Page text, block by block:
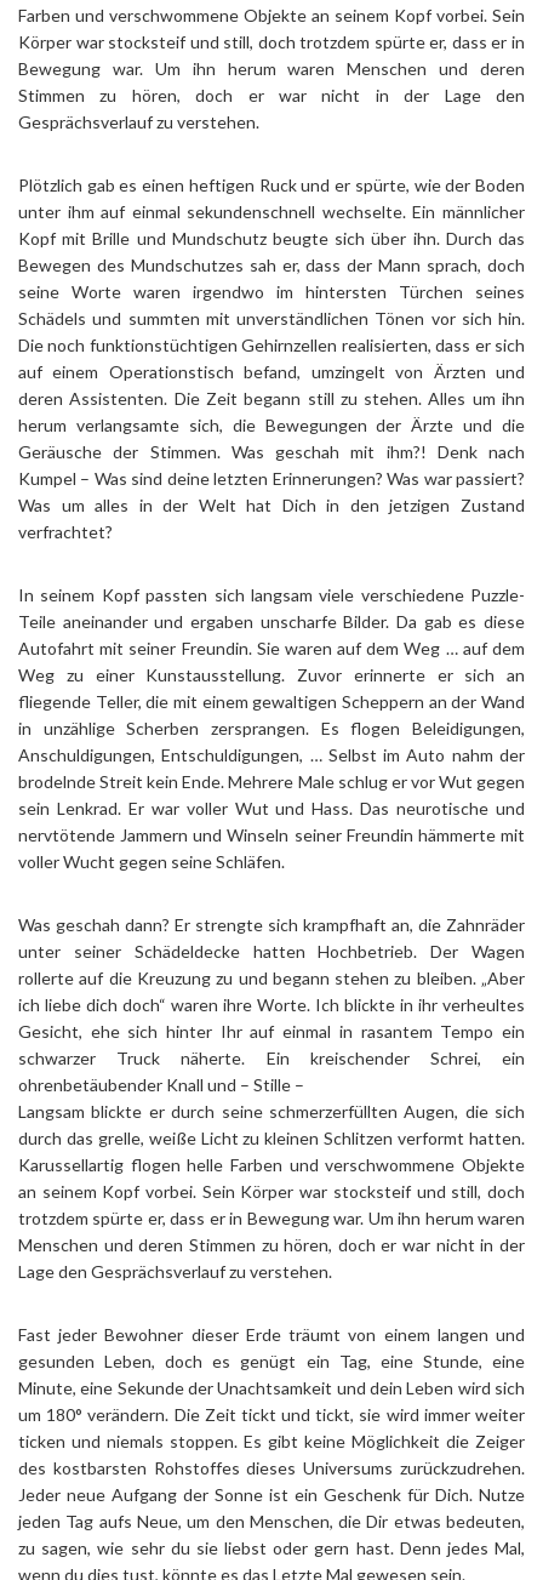
Farben und verschwommene Objekte an seinem Kopf vorbei. Sein
Körper war stocksteif und still, doch trotzdem spürte er, dass er in
Bewegung war. Um ihn herum waren Menschen und deren
Stimmen zu hören, doch er war nicht in der Lage den
Gesprächsverlauf zu verstehen.
Plötzlich gab es einen heftigen Ruck und er spürte, wie der Boden
unter ihm auf einmal sekundenschnell wechselte. Ein männlicher
Kopf mit Brille und Mundschutz beugte sich über ihn. Durch das
Bewegen des Mundschutzes sah er, dass der Mann sprach, doch
seine Worte waren irgendwo im hintersten Türchen seines
Schädels und summten mit unverständlichen Tönen vor sich hin.
Die noch funktionstüchtigen Gehirnzellen realisierten, dass er sich
auf einem Operationstisch befand, umzingelt von Ärzten und
deren Assistenten. Die Zeit begann still zu stehen. Alles um ihn
herum verlangsamte sich, die Bewegungen der Ärzte und die
Geräusche der Stimmen. Was geschah mit ihm?! Denk nach
Kumpel – Was sind deine letzten Erinnerungen? Was war passiert?
Was um alles in der Welt hat Dich in den jetzigen Zustand
verfrachtet?
In seinem Kopf passten sich langsam viele verschiedene Puzzle-
Teile aneinander und ergaben unscharfe Bilder. Da gab es diese
Autofahrt mit seiner Freundin. Sie waren auf dem Weg … auf dem
Weg zu einer Kunstausstellung. Zuvor erinnerte er sich an
fliegende Teller, die mit einem gewaltigen Scheppern an der Wand
in unzählige Scherben zersprangen. Es flogen Beleidigungen,
Anschuldigungen, Entschuldigungen, … Selbst im Auto nahm der
brodelnde Streit kein Ende. Mehrere Male schlug er vor Wut gegen
sein Lenkrad. Er war voller Wut und Hass. Das neurotische und
nervtötende Jammern und Winseln seiner Freundin hämmerte mit
voller Wucht gegen seine Schläfen.
Was geschah dann? Er strengte sich krampfhaft an, die Zahnräder
unter seiner Schädeldecke hatten Hochbetrieb. Der Wagen
rollerte auf die Kreuzung zu und begann stehen zu bleiben. „Aber
ich liebe dich doch“ waren ihre Worte. Ich blickte in ihr verheultes
Gesicht, ehe sich hinter Ihr auf einmal in rasantem Tempo ein
schwarzer Truck näherte. Ein kreischender Schrei, ein
ohrenbetäubender Knall und – Stille –
Langsam blickte er durch seine schmerzerfüllten Augen, die sich
durch das grelle, weiße Licht zu kleinen Schlitzen verformt hatten.
Karussellartig flogen helle Farben und verschwommene Objekte
an seinem Kopf vorbei. Sein Körper war stocksteif und still, doch
trotzdem spürte er, dass er in Bewegung war. Um ihn herum waren
Menschen und deren Stimmen zu hören, doch er war nicht in der
Lage den Gesprächsverlauf zu verstehen.
Fast jeder Bewohner dieser Erde träumt von einem langen und
gesunden Leben, doch es genügt ein Tag, eine Stunde, eine
Minute, eine Sekunde der Unachtsamkeit und dein Leben wird sich
um 180° verändern. Die Zeit tickt und tickt, sie wird immer weiter
ticken und niemals stoppen. Es gibt keine Möglichkeit die Zeiger
des kostbarsten Rohstoffes dieses Universums zurückzudrehen.
Jeder neue Aufgang der Sonne ist ein Geschenk für Dich. Nutze
jeden Tag aufs Neue, um den Menschen, die Dir etwas bedeuten,
zu sagen, wie sehr du sie liebst oder gern hast. Denn jedes Mal,
wenn du dies tust, könnte es das Letzte Mal gewesen sein.